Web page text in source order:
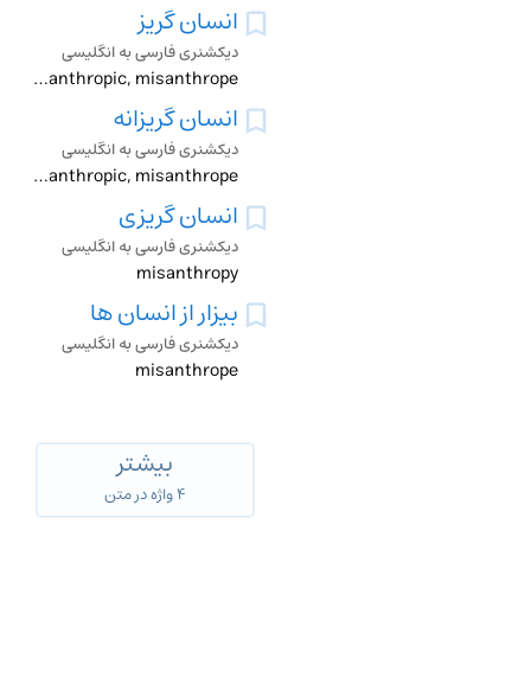
انسان گریز
دیکشنری فارسی به انگلیسی
misanthropic, misanthrope
انسان گریزانه
دیکشنری فارسی به انگلیسی
misanthropic, misanthrope
انسان گریزی
دیکشنری فارسی به انگلیسی
misanthropy
بیزار از انسان ها
دیکشنری فارسی به انگلیسی
misanthrope
بیشتر
۴ واژه در متن